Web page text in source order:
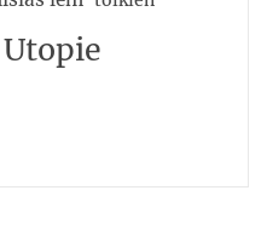
Utopie